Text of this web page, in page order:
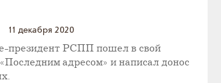
11 декабря 2020
президент РСПП пошел в свой
адресом» и написал донос